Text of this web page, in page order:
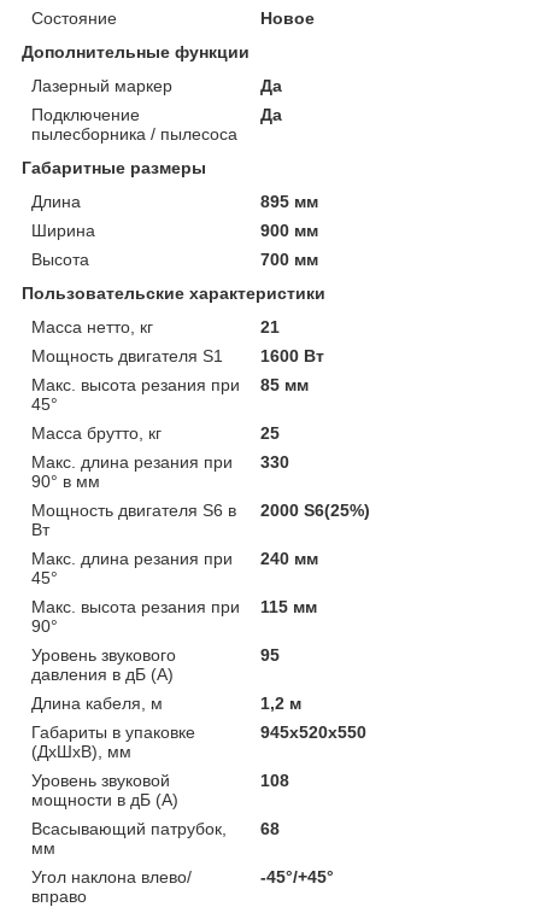
Состояние
Новое
Дополнительные функции
Лазерный маркер
Да
Подключение
пылесборника / пылесоса
Да
Габаритные размеры
Длина
895 мм
Ширина
900 мм
Высота
700 мм
Пользовательские характеристики
Масса нетто, кг
21
Мощность двигателя S1
1600 Вт
Макс. высота резания при
45°
85 мм
Масса брутто, кг
25
Макс. длина резания при
90° в мм
330
Мощность двигателя S6 в
Вт
2000 S6(25%)
Макс. длина резания при
45°
240 мм
Макс. высота резания при
90°
115 мм
Уровень звукового
давления в дБ (A)
95
Длина кабеля, м
1,2 м
Габариты в упаковке
(ДхШхВ), мм
945х520х550
Уровень звуковой
мощности в дБ (A)
108
Всасывающий патрубок,
мм
68
Угол наклона влево/
вправо
-45°/+45°